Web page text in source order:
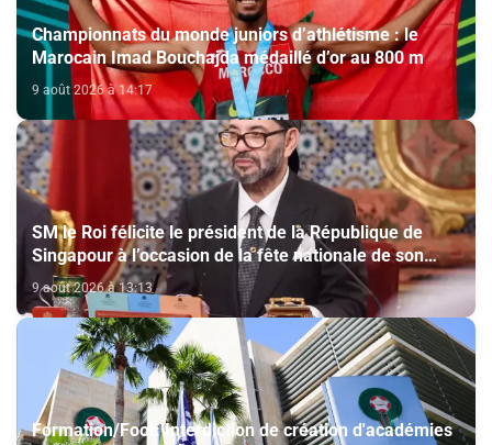
Championnats du monde juniors d’athlétisme : le
Marocain Imad Bouchajda médaillé d’or au 800 m
9 août 2026 à 14:17
SM le Roi félicite le président de la République de
Singapour à l’occasion de la fête nationale de son
pays
9 août 2026 à 13:13
Formation/Foot: Interdiction de création d'académies